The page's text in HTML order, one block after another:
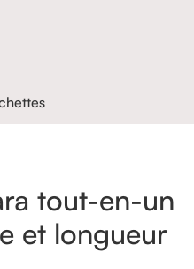
tout-en-un
et longueur